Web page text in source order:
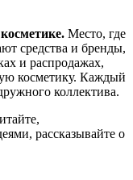
Место, где
средства и бренды,
и распродажах,
косметику. Каждый
коллектива.
рассказывайте о